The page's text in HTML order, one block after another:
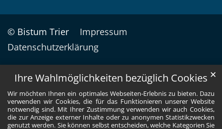
Ihre Wahlmöglichkeiten bezüglich Cookies
Wir möchten Ihnen ein optimales Webseiten-Erlebnis zu bieten. Dazu
verwenden wir Cookies, die für das Funktionieren unserer Website
notwendig sind. Mit Ihrer Zustimmung verwenden wir auch Cookies,
die zur Anzeige externer Inhalte oder zu anonymen Statistikzwecken
genutzt werden. Sie können selbst entscheiden, welche Kategorien Sie
✕
© Bistum Trier
Impressum
Datenschutzerklärung